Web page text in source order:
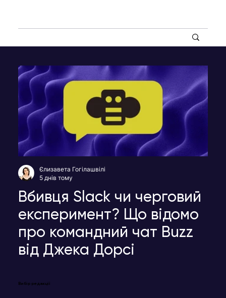
Вбивця Slack чи черговий
експеримент? Що відомо
про командний чат Buzz
від Джека Дорсі
Єлизавета Гогілашвілі
5 днів тому
Вибір редакції